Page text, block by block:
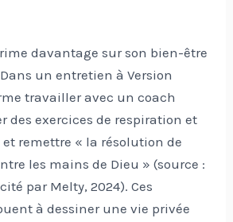
davantage sur son bien-être
un entretien à Version
travailler avec un coach
des exercices de respiration et
remettre « la résolution de
les mains de Dieu » (source :
par Melty, 2024). Ces
à dessiner une vie privée